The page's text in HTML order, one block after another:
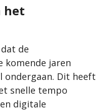
het
de
komende jaren
ondergaan. Dit heeft
snelle tempo
digitale